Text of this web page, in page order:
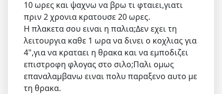
10 ωρες και ψαχνω να βρω τι φταιει,γιατι
πριν 2 χρονια κρατουσε 20 ωρες.
Η πλακετα σου ειναι η παλια;Δεν εχει τη
λειτουργια καθε 1 ωρα να δινει ο κοχλιας για
4",για να κραταει η θρακα και να εμποδιζει
επιστροφη φλογας στο σιλο;Παλι ομως
επαναλαμβανω ειναι πολυ παραξενο αυτο με
τη θρακα.